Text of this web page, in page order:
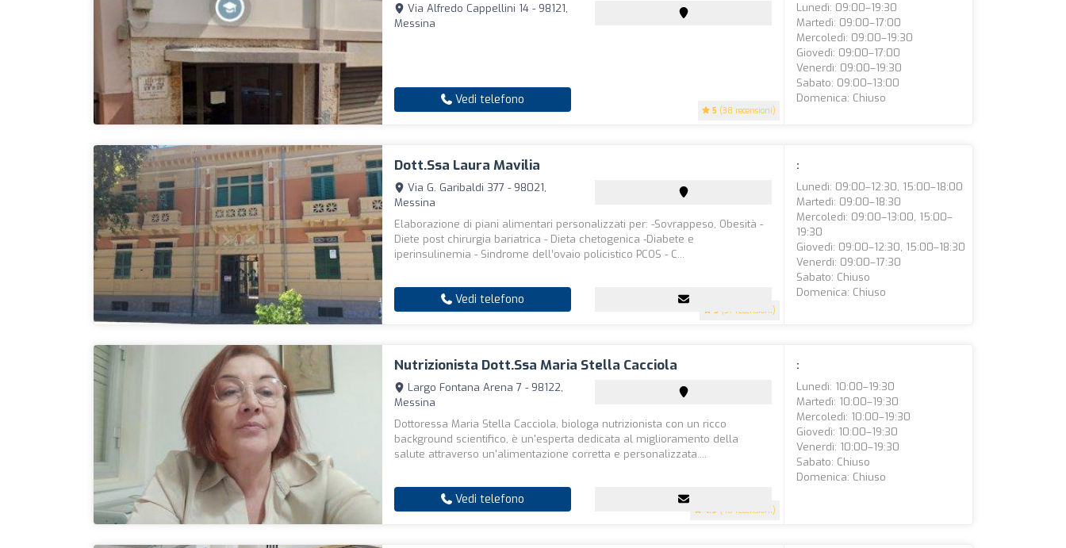
5 (38 recensioni)
Via Alfredo Cappellini 14 - 98121,
Messina
Vedi telefono
Lunedì: 09:00–19:30
Martedì: 09:00–17:00
Mercoledì: 09:00–19:30
Giovedì: 09:00–17:00
Venerdì: 09:00–19:30
Sabato: 09:00–13:00
Domenica: Chiuso
Dott.ssa Laura Mavilia
5 (37 recensioni)
Via G. Garibaldi 377 - 98021,
Messina
Elaborazione di piani alimentari personalizzati per: -Sovrappeso, Obesità -
Diete post chirurgia bariatrica - Dieta chetogenica -Diabete e
iperinsulinemia - Sindrome dell’ovaio policistico PCOS - C...
Vedi telefono
:
Lunedì: 09:00–12:30, 15:00–18:00
Martedì: 09:00–18:30
Mercoledì: 09:00–13:00, 15:00–
19:30
Giovedì: 09:00–12:30, 15:00–18:30
Venerdì: 09:00–17:30
Sabato: Chiuso
Domenica: Chiuso
Nutrizionista Dott.ssa Maria Stella Cacciola
4.9 (40 recensioni)
Largo Fontana Arena 7 - 98122,
Messina
Dottoressa Maria Stella Cacciola, biologa nutrizionista con un ricco
background scientifico, è un'esperta dedicata al miglioramento della
salute attraverso un'alimentazione corretta e personalizzata....
Vedi telefono
:
Lunedì: 10:00–19:30
Martedì: 10:00–19:30
Mercoledì: 10:00–19:30
Giovedì: 10:00–19:30
Venerdì: 10:00–19:30
Sabato: Chiuso
Domenica: Chiuso